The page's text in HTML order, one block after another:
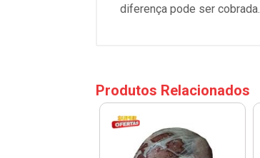
diferença pode ser cobrada.
Produtos Relacionados